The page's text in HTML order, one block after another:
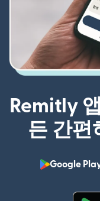
Remitly
든 간편
Google